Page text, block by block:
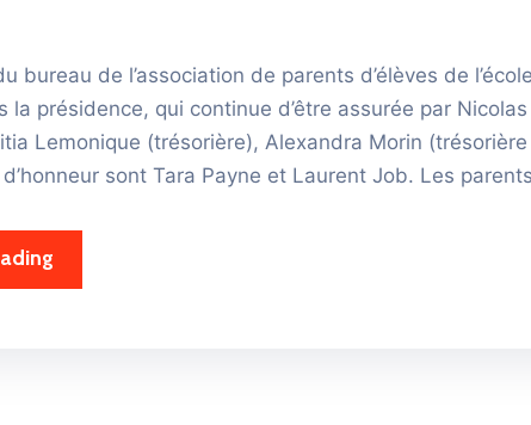
bureau de l’association de parents d’élèves de
la présidence, qui continue d’être assurée par
Lemonique (trésorière), Alexandra Morin
sont Tara Payne et Laurent Job. Les